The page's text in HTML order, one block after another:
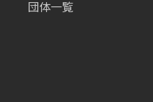
団体一覧